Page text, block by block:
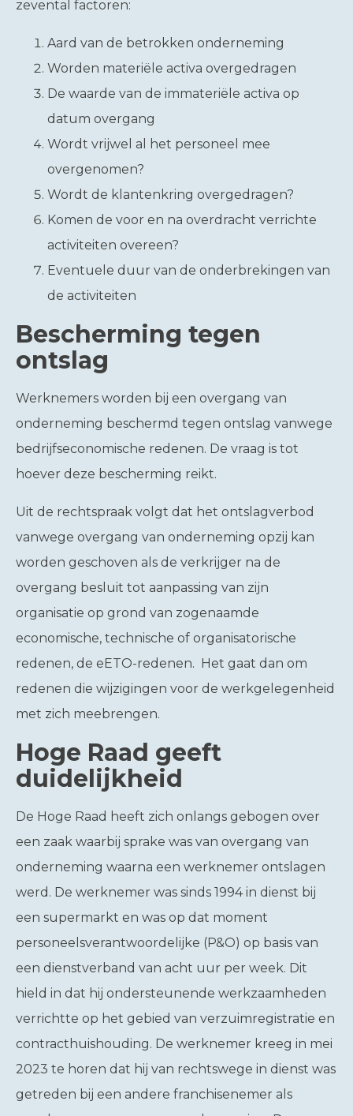
zevental factoren:
Aard van de betrokken onderneming
Worden materiële activa overgedragen
De waarde van de immateriële activa op
datum overgang
Wordt vrijwel al het personeel mee
overgenomen?
Wordt de klantenkring overgedragen?
Komen de voor en na overdracht verrichte
activiteiten overeen?
Eventuele duur van de onderbrekingen van
de activiteiten
Bescherming tegen
ontslag
Werknemers worden bij een overgang van
onderneming beschermd tegen ontslag vanwege
bedrijfseconomische redenen. De vraag is tot
hoever deze bescherming reikt.
Uit de rechtspraak volgt dat het ontslagverbod
vanwege overgang van onderneming opzij kan
worden geschoven als de verkrijger na de
overgang besluit tot aanpassing van zijn
organisatie op grond van zogenaamde
economische, technische of organisatorische
redenen, de eETO-redenen. Het gaat dan om
redenen die wijzigingen voor de werkgelegenheid
met zich meebrengen.
Hoge Raad geeft
duidelijkheid
De Hoge Raad heeft zich onlangs gebogen over
een zaak waarbij sprake was van overgang van
onderneming waarna een werknemer ontslagen
werd. De werknemer was sinds 1994 in dienst bij
een supermarkt en was op dat moment
personeelsverantwoordelijke (P&O) op basis van
een dienstverband van acht uur per week. Dit
hield in dat hij ondersteunende werkzaamheden
verrichtte op het gebied van verzuimregistratie en
contracthuishouding. De werknemer kreeg in mei
2023 te horen dat hij van rechtswege in dienst was
getreden bij een andere franchisenemer als